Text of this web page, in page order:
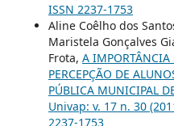
ISSN 2237-1753
Aline Coêlho dos
Maristela Gonçalves
Frota, A
PERCEPÇÃO DE
PÚBLICA MUNICIPAL
Univap: v. 17 n. 30
2237-1753